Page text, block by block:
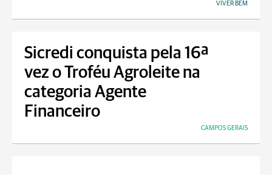
VIVER BEM
Sicredi conquista pela 16ª
vez o Troféu Agroleite na
categoria Agente
Financeiro
CAMPOS GERAIS